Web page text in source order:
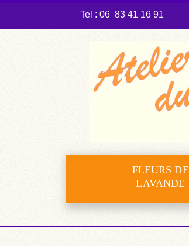
Tel : 06 83 41 16 91
FLEURS DE
LAVANDE